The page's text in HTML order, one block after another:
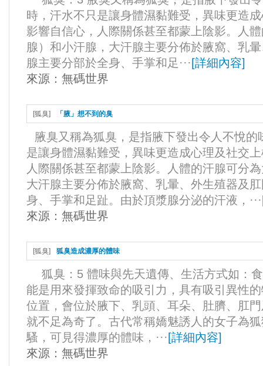
時，汗水不只是讓身體濕黏難受，異味更造
影響自信心，人際關係甚至都蒙上陰影。人
腺）和小汗腺，大汗腺主要分佈於腋窩、乳
腺主要分部於全身、手掌和足··· [詳細內容]
來源： 無碼世界
[狐臭] 「腋」想不到的臭
腋臭又稱為狐臭，是指腋下發出令人不悅
是讓身體濕黏難受，異味更造成心理及社交
人際關係甚至都蒙上陰影。人體的汗腺可分
大汗腺主要分佈於腋窩、乳暈、外生殖器及
身、手掌和足趾。由於頂漿腺分泌的汗液，···
來源： 無碼世界
[狐臭] 狐臭造成濃厚的體味
狐臭：5 體味與先天遺傳、生活方式如：
能是用來發揮致命的吸引力，具有吸引異性
位置，會位於腋下、乳頭、耳朵、肚臍、肛
就不足為奇了。古代常稱嬌魅誘人的女子為
騷，可見得濃厚的體味，··· [詳細內容]
來源： 無碼世界